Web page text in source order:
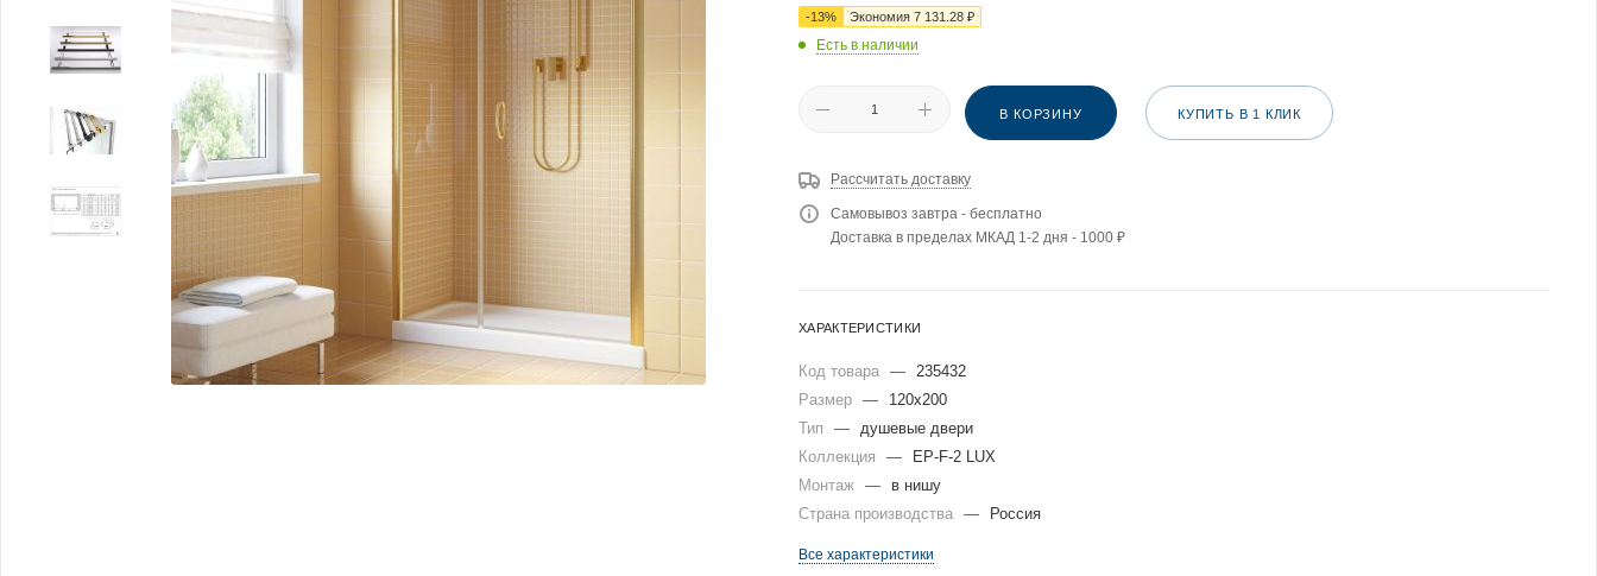
-13% Экономия 7 131.28 ₽
Есть в наличии
В КОРЗИНУ КУПИТЬ В 1 КЛИК
Рассчитать доставку
Самовывоз завтра - бесплатно
Доставка в пределах МКАД 1-2 дня - 1000 ₽
ХАРАКТЕРИСТИКИ
Код товара — 235432
Размер —
120x200
Тип
— душевые двери
Коллекция
—
EP-F-2 LUX
Монтаж —
в нишу
Страна производства — Россия
Все характеристики